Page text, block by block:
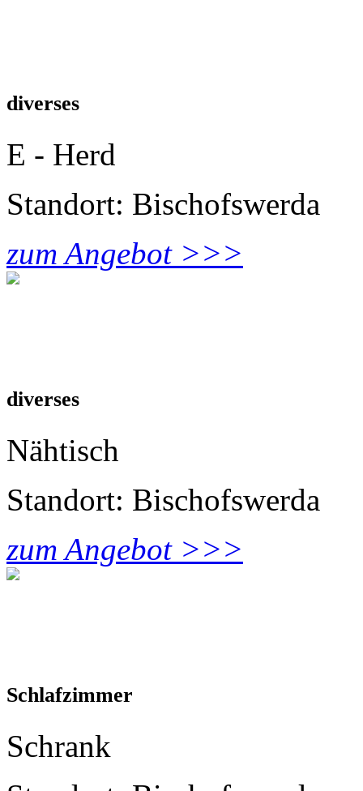
diverses
E - Herd
Standort: Bischofswerda
zum Angebot >>>
diverses
Nähtisch
Standort: Bischofswerda
zum Angebot >>>
Schlafzimmer
Schrank